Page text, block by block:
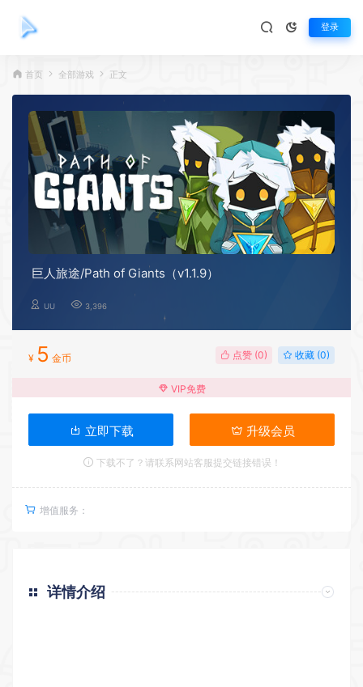
登录
首页 全部游戏 正文
巨人旅途/Path of Giants（v1.1.9）
UU 3,396
¥ 5 金币 点赞 (0) 收藏 (0)
VIP免费
立即下载 升级会员
下载不了？请联系网站客服提交链接错误！
增值服务：
详情介绍